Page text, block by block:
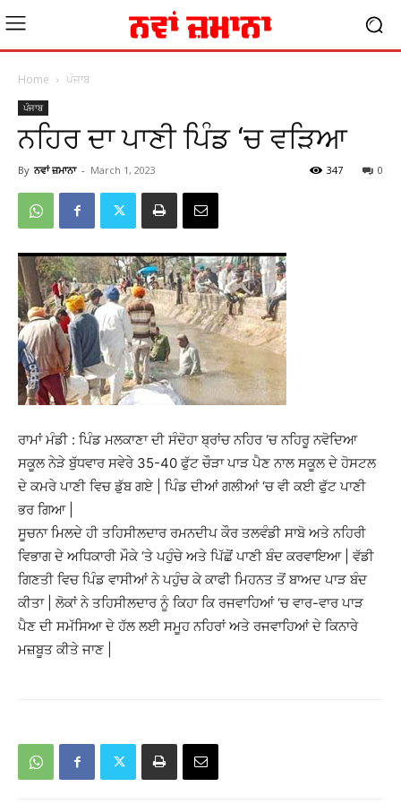
Home ਪੰਜਾਬ
ਪੰਜਾਬ
ਨਹਿਰ ਦਾ ਪਾਣੀ ਪਿੰਡ ‘ਚ ਵੜਿਆ
By ਨਵਾਂ ਜ਼ਮਾਨਾ - March 1, 2023 0
347
ਰਾਮਾਂ ਮੰਡੀ : ਪਿੰਡ ਮਲਕਾਣਾ ਦੀ ਸੰਦੋਹਾ ਬ੍ਰਾਂਚ ਨਹਿਰ ‘ਚ ਨਹਿਰੂ ਨਵੋਦਿਆ
ਸਕੂਲ ਨੇੜੇ ਬੁੱਧਵਾਰ ਸਵੇਰੇ 35-40 ਫੁੱਟ ਚੌੜਾ ਪਾੜ ਪੈਣ ਨਾਲ ਸਕੂਲ ਦੇ ਹੋਸਟਲ
ਦੇ ਕਮਰੇ ਪਾਣੀ ਵਿਚ ਡੁੱਬ ਗਏ | ਪਿੰਡ ਦੀਆਂ ਗਲੀਆਂ ‘ਚ ਵੀ ਕਈ ਫੁੱਟ ਪਾਣੀ
ਭਰ ਗਿਆ |
ਸੂਚਨਾ ਮਿਲਦੇ ਹੀ ਤਹਿਸੀਲਦਾਰ ਰਮਨਦੀਪ ਕੌਰ ਤਲਵੰਡੀ ਸਾਬੋ ਅਤੇ ਨਹਿਰੀ
ਵਿਭਾਗ ਦੇ ਅਧਿਕਾਰੀ ਮੌਕੇ ‘ਤੇ ਪਹੁੰਚੇ ਅਤੇ ਪਿੱਛੋਂ ਪਾਣੀ ਬੰਦ ਕਰਵਾਇਆ | ਵੱਡੀ
ਗਿਣਤੀ ਵਿਚ ਪਿੰਡ ਵਾਸੀਆਂ ਨੇ ਪਹੁੰਚ ਕੇ ਕਾਫੀ ਮਿਹਨਤ ਤੋਂ ਬਾਅਦ ਪਾੜ ਬੰਦ
ਕੀਤਾ | ਲੋਕਾਂ ਨੇ ਤਹਿਸੀਲਦਾਰ ਨੂੰ ਕਿਹਾ ਕਿ ਰਜਵਾਹਿਆਂ ‘ਚ ਵਾਰ-ਵਾਰ ਪਾੜ
ਪੈਣ ਦੀ ਸਮੱਸਿਆ ਦੇ ਹੱਲ ਲਈ ਸਮੂਹ ਨਹਿਰਾਂ ਅਤੇ ਰਜਵਾਹਿਆਂ ਦੇ ਕਿਨਾਰੇ
ਮਜ਼ਬੂਤ ਕੀਤੇ ਜਾਣ |